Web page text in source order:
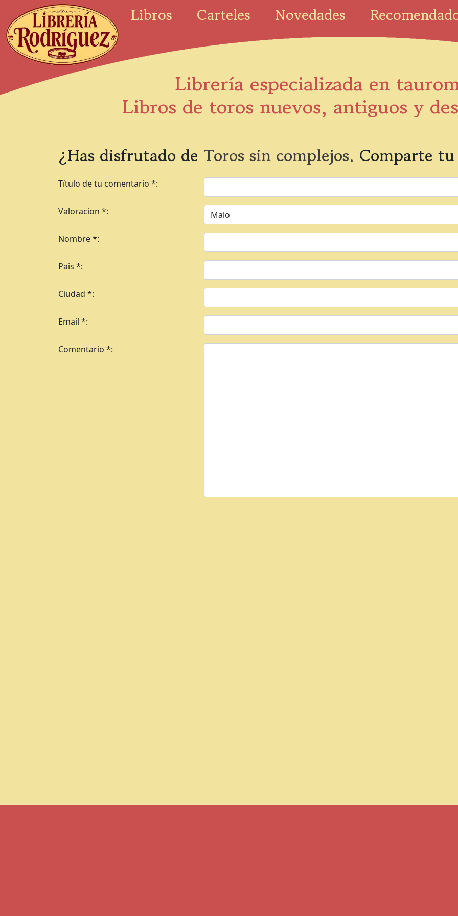
Libros Carteles Novedades
Librería especializada en
Libros de toros nuevos, antiguos y
¿Has disfrutado de Toros sin complejos. Comparte
Título de tu comentario *:
Valoracion *:
Nombre *:
Pais *:
Ciudad *:
Email *:
Comentario *: